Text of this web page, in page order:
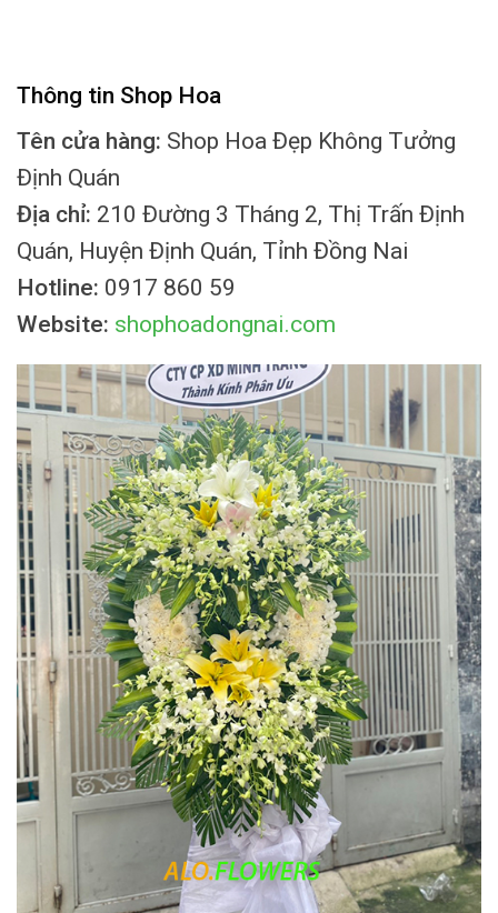
Thông tin Shop Hoa
Tên cửa hàng: Shop Hoa Đẹp Không Tưởng
Định Quán
Địa chỉ: 210 Đường 3 Tháng 2, Thị Trấn Định
Quán, Huyện Định Quán, Tỉnh Đồng Nai
Hotline: 0917 860 59
Website: shophoadongnai.com